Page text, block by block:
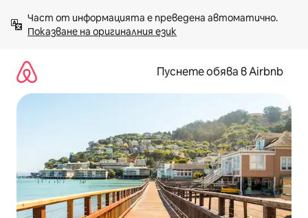
към
съдържанието
Показване на оригиналния език
Пуснете обява в Airbnb